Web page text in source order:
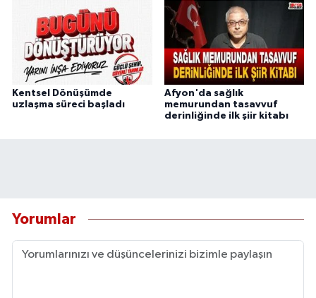
Kentsel Dönüşümde
uzlaşma süreci başladı
Afyon'da sağlık
memurundan tasavvuf
derinliğinde ilk şiir kitabı
Yorumlar